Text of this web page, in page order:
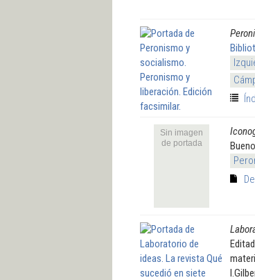
Sin imagen
de portada